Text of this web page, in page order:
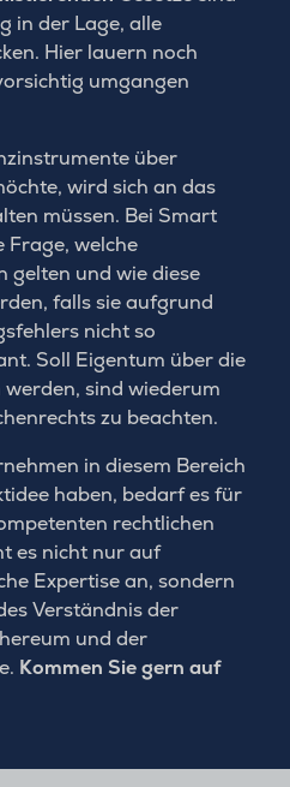
in der Lage, alle
Hier lauern noch
umgangen
über
wird sich an das
müssen. Bei Smart
Frage, welche
gelten und wie diese
falls sie aufgrund
nicht so
Soll Eigentum über die
sind wiederum
zu beachten.
in diesem Bereich
haben, bedarf es für
rechtlichen
es nicht nur auf
Expertise an, sondern
Verständnis der
und der
Kommen Sie gern auf